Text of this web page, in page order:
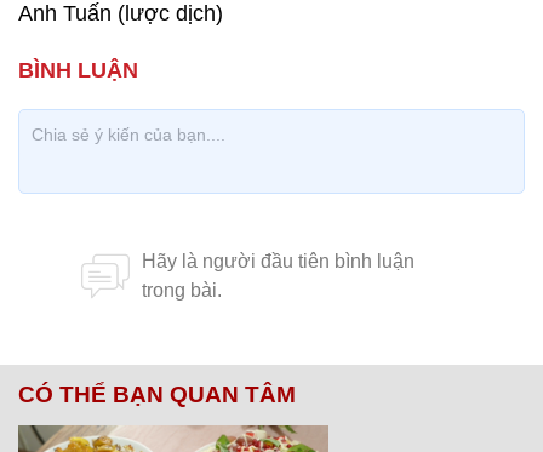
Anh Tuấn (lược dịch)
CÓ THỂ BẠN QUAN TÂM